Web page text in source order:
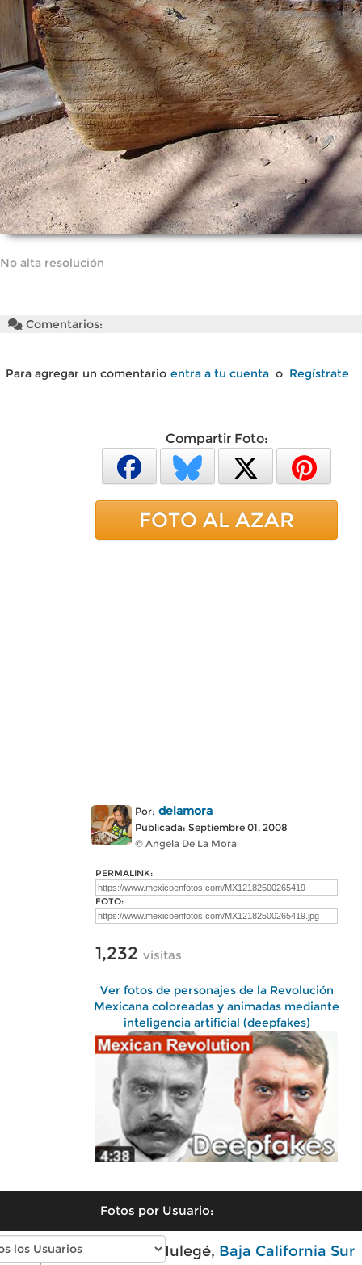
No alta resolución
Comentarios:
Para agregar un comentario entra a tu cuenta o Regístrate
Compartir Foto:
FOTO AL AZAR
Por: delamora
Publicada: Septiembre 01, 2008
© Angela De La Mora
PERMALINK:
FOTO:
1,232 visitas
Ver fotos de personajes de la Revolución
Mexicana coloreadas y animadas mediante
inteligencia artificial (deepfakes)
Fotos por Usuario:
Fotos modernas de Mulegé, Baja California Sur